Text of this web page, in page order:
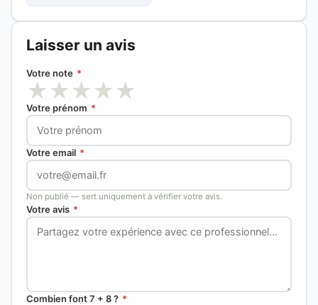
Laisser un avis
Votre note *
★★★★★
Votre prénom *
Votre email *
Non publié — sert uniquement à vérifier votre avis.
Votre avis *
Combien font 7 + 8 ? *